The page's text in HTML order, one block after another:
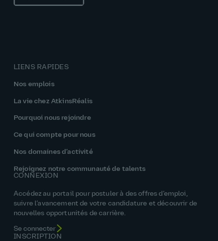
LIENS RAPIDES
Nos emplois
La vie chez AtkinsRéalis
Pourquoi nous rejoindre
Ce qui compte pour nous
Nos domaines d’activité
Rejoignez notre communauté de talents
CONNEXION
Accédez au portail pour postuler à des offres d’emploi,
suivre l’avancement de votre candidature et découvrir de
nouvelles opportunités de carrière.
Se connecter
INSCRIPTION